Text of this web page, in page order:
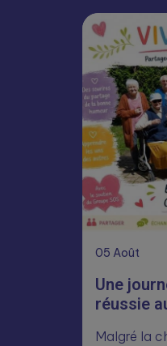
05 Août
Une
réussie
Malgré la